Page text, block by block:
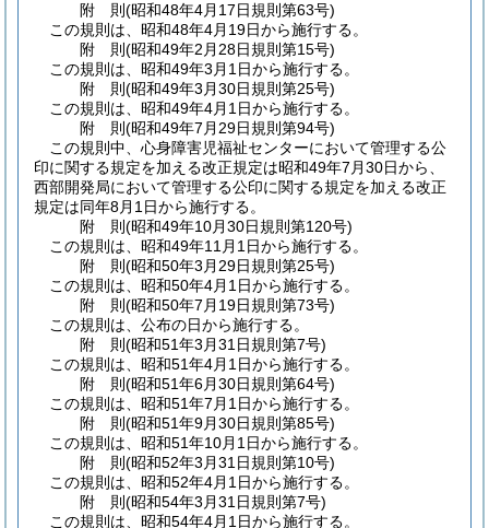
附 則(昭和48年4月17日規則第63号)
この規則は、昭和48年4月19日から施行する。
附 則(昭和49年2月28日規則第15号)
この規則は、昭和49年3月1日から施行する。
附 則(昭和49年3月30日規則第25号)
この規則は、昭和49年4月1日から施行する。
附 則(昭和49年7月29日規則第94号)
この規則中、心身障害児福祉センターにおいて管理する公
印に関する規定を加える改正規定は昭和49年7月30日から、
西部開発局において管理する公印に関する規定を加える改正
規定は同年8月1日から施行する。
附 則(昭和49年10月30日規則第120号)
この規則は、昭和49年11月1日から施行する。
附 則(昭和50年3月29日規則第25号)
この規則は、昭和50年4月1日から施行する。
附 則(昭和50年7月19日規則第73号)
この規則は、公布の日から施行する。
附 則(昭和51年3月31日規則第7号)
この規則は、昭和51年4月1日から施行する。
附 則(昭和51年6月30日規則第64号)
この規則は、昭和51年7月1日から施行する。
附 則(昭和51年9月30日規則第85号)
この規則は、昭和51年10月1日から施行する。
附 則(昭和52年3月31日規則第10号)
この規則は、昭和52年4月1日から施行する。
附 則(昭和54年3月31日規則第7号)
この規則は、昭和54年4月1日から施行する。